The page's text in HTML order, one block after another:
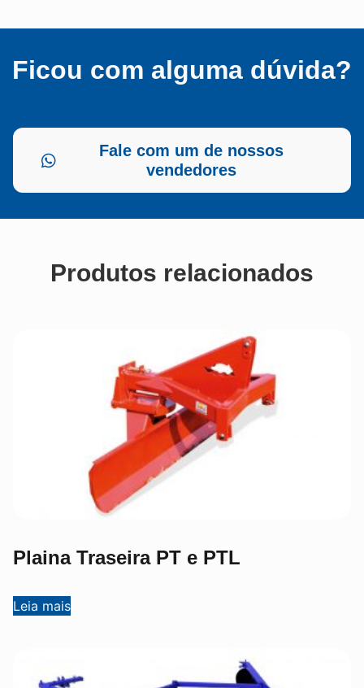
Ficou com alguma dúvida?
Fale com um de nossos
vendedores
Produtos relacionados
Plaina Traseira PT e PTL
Leia mais